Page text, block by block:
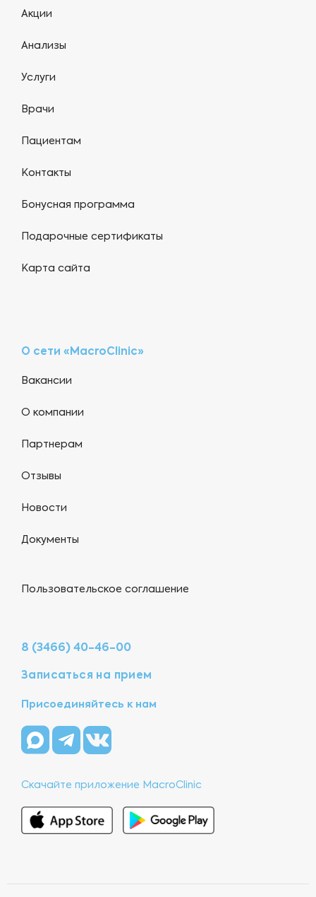
Акции
Анализы
Услуги
Врачи
Пациентам
Контакты
Бонусная программа
Подарочные сертификаты
Карта сайта
О сети «MacroClinic»
Вакансии
О компании
Партнерам
Отзывы
Новости
Документы
Пользовательское соглашение
8 (3466) 40-46-00
Записаться на прием
Присоединяйтесь к нам
Скачайте приложение MacroClinic